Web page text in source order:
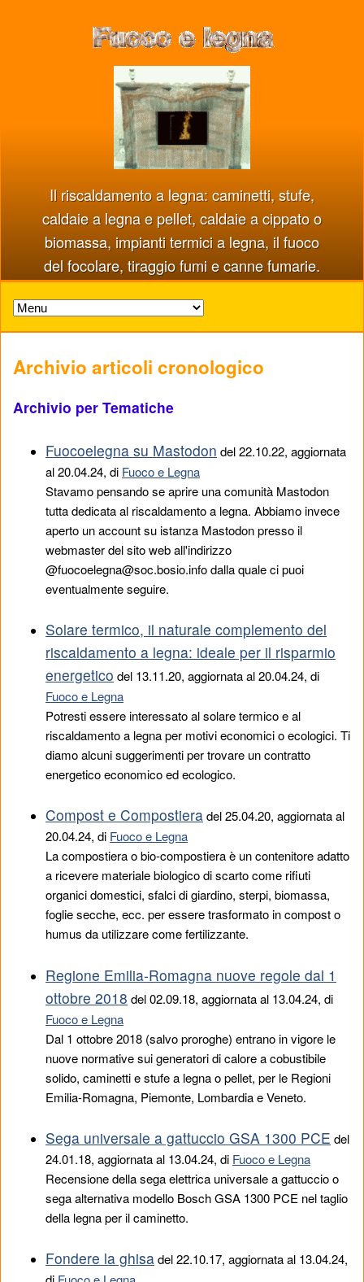
Il riscaldamento a legna: caminetti, stufe,
caldaie a legna e pellet, caldaie a cippato o
biomassa, impianti termici a legna, il fuoco
del focolare, tiraggio fumi e canne fumarie.
Archivio articoli cronologico
Archivio per Tematiche
Fuocoelegna su Mastodon del22.10.22, aggiornata
al 20.04.24, di Fuoco e Legna
Stavamo pensando se aprire una comunità Mastodon
tutta dedicata al riscaldamento a legna. Abbiamo invece
aperto un account su istanza Mastodon presso il
webmaster del sito web all'indirizzo
@fuocoelegna@soc.bosio.info dalla quale ci puoi
eventualmente seguire.
Solare termico, il naturale complemento del
riscaldamento a legna: ideale per il risparmio
energetico del 13.11.20, aggiornata al 20.04.24, di
Fuoco e Legna
Potresti essere interessato al solare termico e al
riscaldamento a legna per motivi economici o ecologici. Ti
diamo alcuni suggerimenti per trovare un contratto
energetico economico ed ecologico.
Compost e Compostieradel25.04.20, aggiornata al
20.04.24, di Fuoco e Legna
La compostiera o bio-compostiera è un contenitore adatto
a ricevere materiale biologico di scarto come rifiuti
organici domestici, sfalci di giardino, sterpi, biomassa,
foglie secche, ecc. per essere trasformato in compost o
humus da utilizzare come fertilizzante.
Regione Emilia-Romagna nuove regole dal 1
ottobre 2018 del02.09.18, aggiornata al 13.04.24, di
Fuoco e Legna
Dal 1 ottobre 2018 (salvo proroghe) entrano in vigore le
nuove normative sui generatori di calore a cobustibile
solido, caminetti e stufe a legna o pellet, per le Regioni
Emilia-Romagna, Piemonte, Lombardia e Veneto.
Sega universale a gattuccio GSA 1300 PCE del
24.01.18, aggiornata al 13.04.24, di Fuoco e Legna
Recensione della sega elettrica universale a gattuccio o
sega alternativa modello Bosch GSA 1300 PCE nel taglio
della legna per il caminetto.
Fondere la ghisadel22.10.17, aggiornata al 13.04.24,